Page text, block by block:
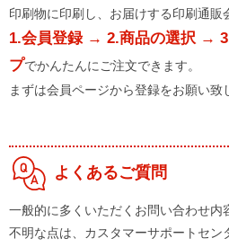
印刷物に印刷し、お届けする印刷通販
1.会員登録 → 2.商品の選択 →
プでかんたんにご注文できます。
まずは会員ページから登録をお願い致
よくあるご質問
一般的に多くいただくお問い合わせ内
不明な点は、カスタマーサポートセン